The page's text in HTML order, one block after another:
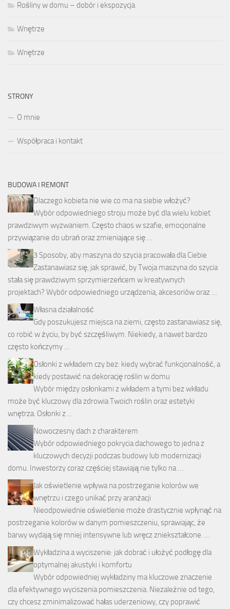
Rośliny w domu – dobór i ekspozycja
Wnętrze
Wnętrze
STRONY
O mnie
Współpraca i kontakt
BUDOWA I REMONT
Dlaczego kobieta nie wie co ma na siebie włożyć?
Wybór odpowiedniego stroju może być dla wielu kobiet
prawdziwym wyzwaniem. Często chaos w szafie, emocjonalne
przywiązanie do ubrań oraz zmieniające się …
3 Sposoby, aby maszyna do szycia pracowała dla Ciebie
Zastanawiasz się, jak sprawić, by Twoja maszyna do szycia
stała się prawdziwym sprzymierzeńcem w kreatywnych
projektach? Wybór odpowiedniego urządzenia, akcesoriów oraz …
Własna działalność
Gdy poszukujesz miejsca na ziemi, często zastanawiasz się,
co robić w życiu, by być szczęśliwym. Niekiedy, a nawet bardzo
często kończymy …
Osłonki z wkładem czy bez: kiedy wybrać funkcjonalność, a
kiedy postawić na dekorację roślin w domu
Wybór między osłonkami z wkładem a tymi bez wkładu
może być kluczowy dla zdrowia Twoich roślin oraz estetyki
wnętrza. Osłonki z …
Nowoczesny dach z charakterem
Wybór odpowiedniego pokrycia dachowego to jedna z
kluczowych decyzji podczas budowy lub modernizacji
domu. Inwestorzy coraz częściej stawiają nie tylko na …
Jak oświetlenie wpływa na postrzeganie kolorów we
wnętrzu i czego unikać przy aranżacji
Nieodpowiednie oświetlenie może drastycznie wpłynąć na
postrzeganie kolorów w danym pomieszczeniu, sprawiając, że
barwy wydają się mniej intensywne lub wręcz zniekształcone. …
Wykładzina a wyciszenie: jak dobrać i ułożyć podłogę dla
optymalnej akustyki i komfortu
Wybór odpowiedniej wykładziny ma kluczowe znaczenie
dla efektywnego wyciszenia pomieszczenia. Niezależnie od tego,
czy chcesz zminimalizować hałas uderzeniowy, czy poprawić